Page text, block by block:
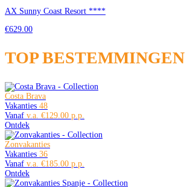
AX Sunny Coast Resort ****
€629.00
TOP BESTEMMINGEN
Costa Brava
Vakanties 48
Vanaf
€129.00
Ontdek
Zonvakanties
Vakanties 36
Vanaf
€185.00
Ontdek